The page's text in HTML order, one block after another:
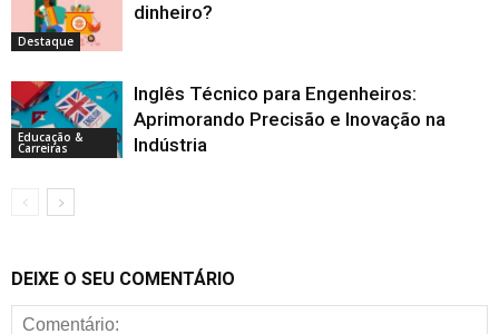
Destaque
dinheiro?
Educação &
Carreiras
Inglês Técnico para Engenheiros:
Aprimorando Precisão e Inovação na
Indústria
DEIXE O SEU COMENTÁRIO